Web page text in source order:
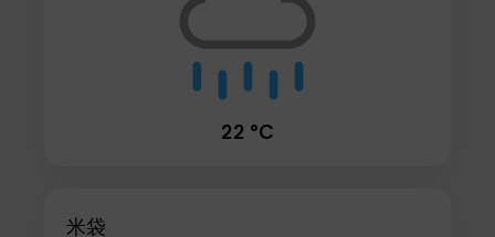
22 °C
米袋